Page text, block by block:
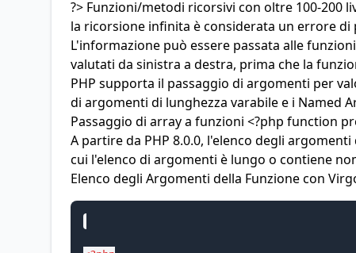
?> Funzioni/metodi ricorsivi con oltre 100-200
la ricorsione infinita è considerata un errore di
L'informazione può essere passata alle
valutati da sinistra a destra, prima che la
PHP supporta il passaggio di argomenti per
di argomenti di lunghezza varabilee i Named
Passaggio di array a funzioni <?php function
A partire da PHP 8.0.0, l'elenco degli
cui l'elenco di argomenti è lungo o contiene
Elenco degli Argomenti della Funzione con